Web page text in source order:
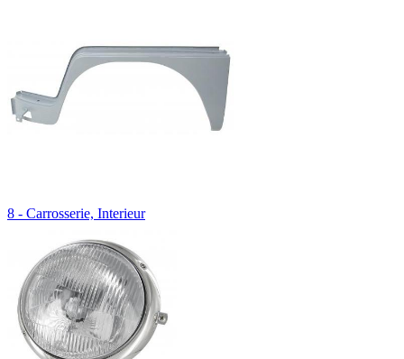
8 - Carrosserie, Interieur